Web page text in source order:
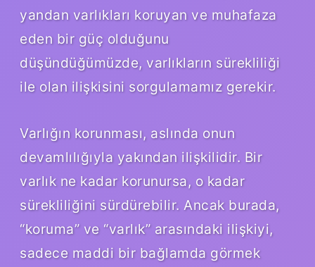
yandan varlıkları koruyan ve muhafaza
eden bir güç olduğunu
düşündüğümüzde, varlıkların sürekliliği
ile olan ilişkisini sorgulamamız gerekir.
Varlığın korunması, aslında onun
devamlılığıyla yakından ilişkilidir. Bir
varlık ne kadar korunursa, o kadar
sürekliliğini sürdürebilir. Ancak burada,
“koruma” ve “varlık” arasındaki ilişkiyi,
sadece maddi bir bağlamda görmek